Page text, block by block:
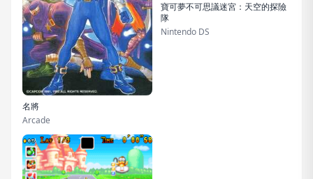
名將
Arcade
寶可夢不可思議迷宮：天空的探險
隊
Nintendo DS